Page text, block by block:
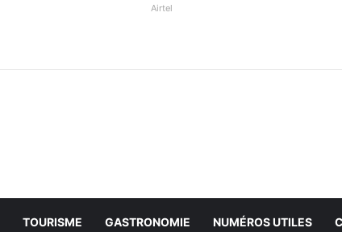
Airtel
TOURISME GASTRONOMIE NUMÉROS UTILES